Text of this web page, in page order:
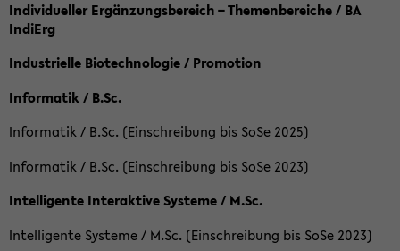
Individueller Ergänzungsbereich – Themenbereiche / BA
IndiErg
Industrielle Biotechnologie / Promotion
Informatik / B.Sc.
Informatik / B.Sc. (Einschreibung bis SoSe 2025)
Informatik / B.Sc. (Einschreibung bis SoSe 2023)
Intelligente Interaktive Systeme / M.Sc.
Intelligente Systeme / M.Sc. (Einschreibung bis SoSe 2023)